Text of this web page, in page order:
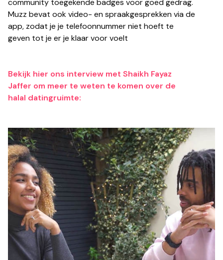
community toegekende badges voor goed gedrag.
Muzz bevat ook video- en spraakgesprekken via de
app, zodat je je telefoonnummer niet hoeft te
geven tot je er je klaar voor voelt
Bekijk hier ons interview met Shaikh Fayaz
Jaffer om meer te weten te komen over de
halal datingruimte: